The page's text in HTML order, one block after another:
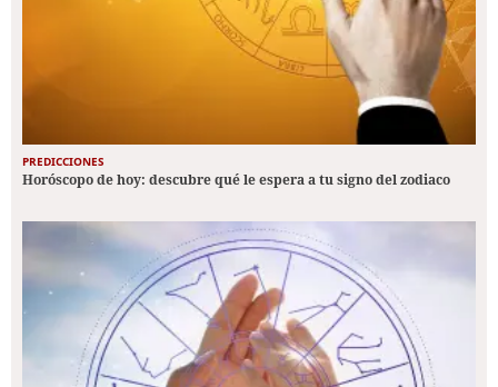
PREDICCIONES
Horóscopo de hoy: descubre qué le espera a tu signo del zodiaco